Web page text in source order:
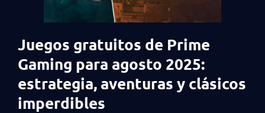
Juegos gratuitos de Prime
Gaming para agosto 2025:
estrategia, aventuras y clásicos
imperdibles